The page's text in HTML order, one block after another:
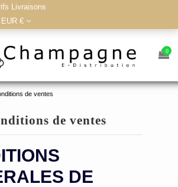
Livraisons
EUR €
0
de ventes
de ventes
DE